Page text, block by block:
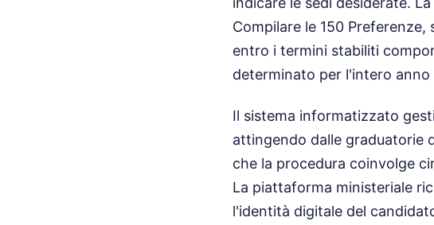
Compilare le 150
entro i termini stabiliti
determinato per l'intero anno
Il sistema informatizzato
attingendo dalle graduatorie
che la procedura coinvolge
La piattaforma ministeriale
l'identità digitale del